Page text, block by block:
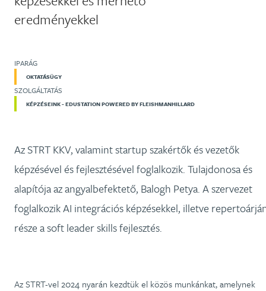
eredményekkel
IPARÁG
OKTATÁSÜGY
SZOLGÁLTATÁS
KÉPZÉSEINK - EDUSTATION POWERED BY FLEISHMANHILLARD
Az STRT KKV, valamint startup szakértők és vezetők
képzésével és fejlesztésével foglalkozik. Tulajdonosa és
alapítója az angyalbefektető, Balogh Petya. A szervezet
foglalkozik AI integrációs képzésekkel, illetve
része a soft leader skills fejlesztés.
Az STRT-vel 2024 nyarán kezdtük el közös munkánkat, amelynek